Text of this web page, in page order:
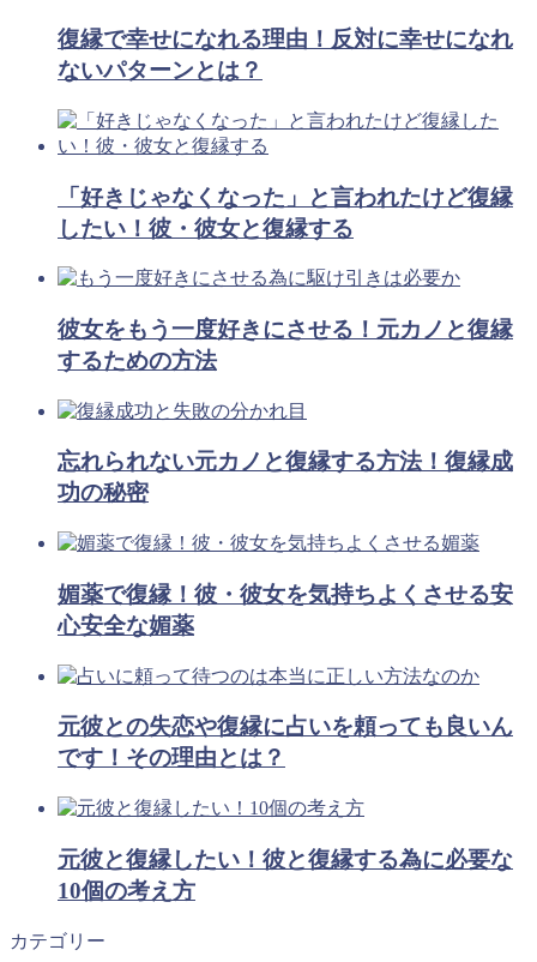
復縁で幸せになれる理由！反対に幸せになれ
ないパターンとは？
「好きじゃなくなった」と言われたけど復縁
したい！彼・彼女と復縁する
彼女をもう一度好きにさせる！元カノと復縁
するための方法
忘れられない元カノと復縁する方法！復縁成
功の秘密
媚薬で復縁！彼・彼女を気持ちよくさせる安
心安全な媚薬
元彼との失恋や復縁に占いを頼っても良いん
です！その理由とは？
元彼と復縁したい！彼と復縁する為に必要な
10個の考え方
カテゴリー